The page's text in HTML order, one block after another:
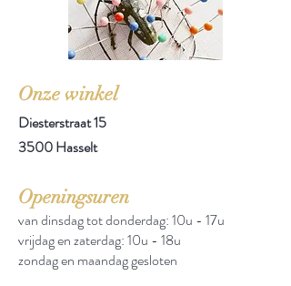
Onze winkel
Diesterstraat 15
3500 Hasselt
Openingsuren
van dinsdag tot donderdag: 10u - 17u
vrijdag en zaterdag: 10u - 18u
zondag en maandag gesloten